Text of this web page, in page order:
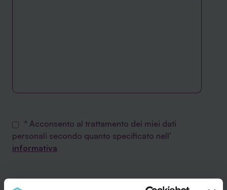
* Acconsento al trattamento dei miei dati
personali secondo quanto specificato nell’
informativa
Desidero inoltre ricevere la Newsletter di